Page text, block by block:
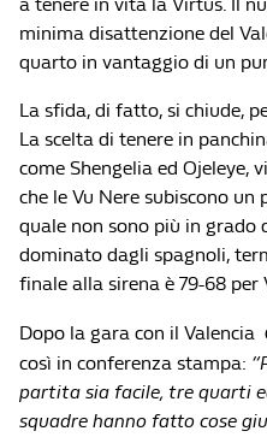
minima disattenzione del
quarto in vantaggio di un
La sfida, di fatto, si chiude,
La scelta di tenere in
come Shengelia ed Ojeleye,
che le Vu Nere subiscono
quale non sono più in grado
dominato dagli spagnoli,
finale alla sirena è 79-68 per
Dopo la gara con il Valencia
così in conferenza stampa:
partita sia facile, tre quarti
squadre hanno fatto cose